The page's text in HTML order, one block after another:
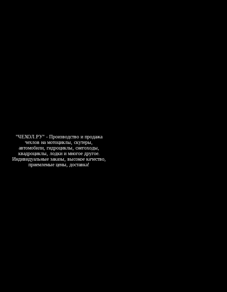
"ЧЕХОЛ.РУ" - Производство и продажа
чехлов на мотоциклы, скутеры,
автомобили, гидроциклы, снегоходы,
квадроциклы, лодки и многое другое.
Индивидуальные заказы, высокое качество,
приемлемые цены, доставка!